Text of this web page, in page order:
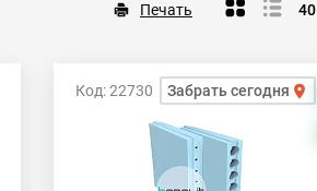
Печать 40
Код: 22730 Забрать сегодня